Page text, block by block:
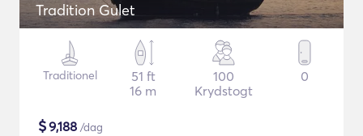
Tradition Gulet
Traditionel
51 ft
16 m
100
Krydstogt
0
$9,188 /dag